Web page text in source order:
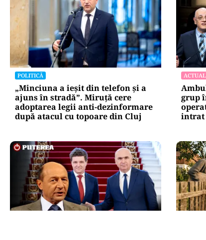
POLITICĂ
„Minciuna a ieșit din telefon și a
ajuns în stradă”. Miruță cere
adoptarea legii anti-dezinformare
după atacul cu topoare din Cluj
grup
intrat